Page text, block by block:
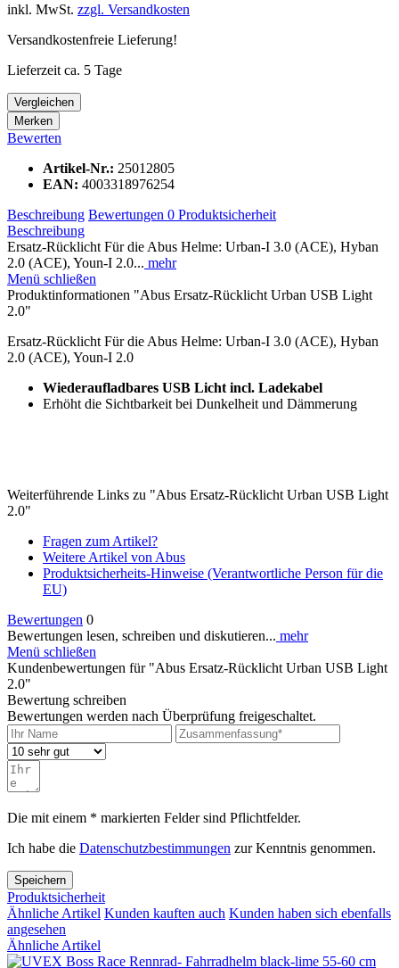
inkl. MwSt. zzgl. Versandkosten
Versandkostenfreie Lieferung!
Lieferzeit ca. 5 Tage
Vergleichen
Merken
Bewerten
Artikel-Nr.: 25012805
EAN: 4003318976254
Beschreibung Bewertungen 0 Produktsicherheit
Beschreibung
Ersatz-Rücklicht Für die Abus Helme: Urban-I 3.0 (ACE), Hyban
2.0 (ACE), Youn-I 2.0... mehr
Menü schließen
Produktinformationen "Abus Ersatz-Rücklicht Urban USB Light
2.0"
Ersatz-Rücklicht Für die Abus Helme: Urban-I 3.0 (ACE), Hyban
2.0 (ACE), Youn-I 2.0
Wiederaufladbares USB Licht incl. Ladekabel
Erhöht die Sichtbarkeit bei Dunkelheit und Dämmerung
Weiterführende Links zu "Abus Ersatz-Rücklicht Urban USB Light
2.0"
Fragen zum Artikel?
Weitere Artikel von Abus
Produktsicherheits-Hinweise (Verantwortliche Person für die
EU)
Bewertungen 0
Bewertungen lesen, schreiben und diskutieren... mehr
Menü schließen
Kundenbewertungen für "Abus Ersatz-Rücklicht Urban USB Light
2.0"
Bewertung schreiben
Bewertungen werden nach Überprüfung freigeschaltet.
Die mit einem * markierten Felder sind Pflichtfelder.
Ich habe die Datenschutzbestimmungen zur Kenntnis genommen.
Speichern
Produktsicherheit
Ähnliche Artikel Kunden kauften auch Kunden haben sich ebenfalls
angesehen
Ähnliche Artikel